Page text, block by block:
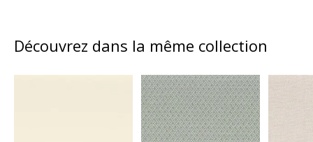
Découvrez dans la même collection